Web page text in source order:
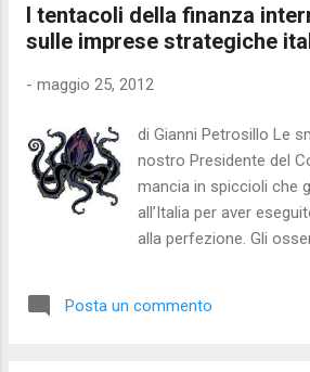
marra.it Clicca qui per
senza censure )
'vestita' solo di due
ormai fa schifo la gente
milioni di 'onesti'
il vero cambiamento
denigrazione per il
Uff...
I tentacoli della finanza
sulle imprese strategiche
- maggio 25, 2012
di Gianni Petrosillo Le
nostro Presidente del
mancia in spiccioli che
all’Italia per aver
alla perfezione. Gli
alla mente è quella del
Posta un commento